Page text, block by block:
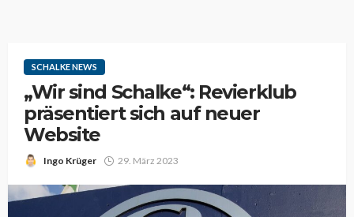
SCHALKE NEWS
„Wir sind Schalke“: Revierklub
präsentiert sich auf neuer
Website
Ingo Krüger 29. März 2023